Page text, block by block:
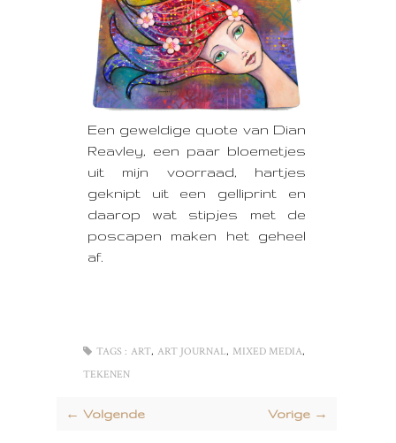
Een geweldige quote van Dian
Reavley, een paar bloemetjes
uit mijn voorraad, hartjes
geknipt uit een gelliprint en
daarop wat stipjes met de
poscapen maken het geheel
af.
TAGS : ART, ART JOURNAL, MIXED MEDIA,
TEKENEN
← Volgende Vorige →